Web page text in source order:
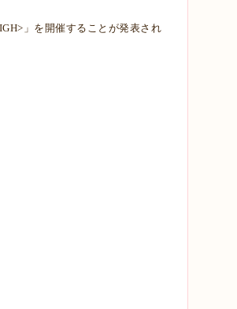
」を開催することが発表され